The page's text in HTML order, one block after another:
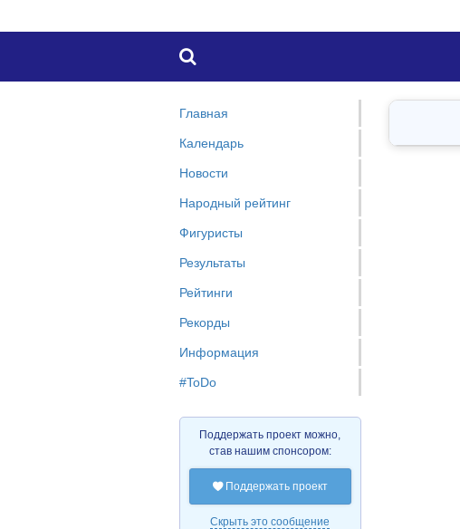

Главная
Календарь
Новости
Народный рейтинг
Фигуристы
Результаты
Рейтинги
Рекорды
Информация
#ToDo
Поддержать проект можно,
став нашим спонсором:
Поддержать проект
Скрыть это сообщение